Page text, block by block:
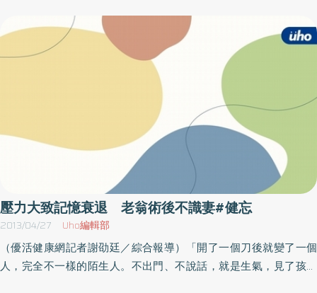
人的能力減弱時，需要外界更大的刺激才會有反應，因此帶病人出
去，借助社會的力量給予刺激，是很不錯的方法。他鼓勵家屬們多
給病人和主要照顧者支持及鼓勵，擁抱是很好的方式，能帶來很大
的力量。大林慈濟醫院神經內科曹汶龍主任指出，失智症患者雖然
有部份能力退化，但一定還有擅長的優點，家屬要好好掌握，加以
運用，例如有一位病友雖然偶爾會走失，煮飯的能力也退化了，但
從年輕做到老的削竹筍工作，動作仍十分俐落，所以鼓勵她繼續
做，讓她很有成就感，手部的靈活度也得以維持，就是一個好例
子。（照片提供／佛教大林慈濟綜合醫院）
100年至101年底的全國失智症盛行率調查，發現我國65歲以上長者
輕度以上失智症患者共414人，盛行率為4.97％，即65歲以上老年人
每20人中就有1人罹患失智症，推估全國65歲以上老年人罹患失智
症者共近13萬人。根據統計，全世界失智症患者有三億六千萬人，
平均每四秒新增一名，但若與世界衛生組織（ＷＨＯ）資料比較，
台灣不到二十年，失智人口即倍增，比全球進展速度還快，照顧失
智老人的社會成本，恐成下個青壯年世代沉重負擔。輕微認知障礙
及極輕度失智症盛行率分別為16.04％及3.17％，故早期診斷與治療
為延緩失智症發生之主要措施。南投縣衛生局呼籲民眾，多關心家
中長者，及早診斷與治療可延緩失智症的惡化。
壓力大致記憶衰退 老翁術後不識妻#健忘
2013/04/27 Uho編輯部
（優活健康網記者謝劭廷／綜合報導）「開了一個刀後就變了一個
人，完全不一樣的陌生人。不出門、不說話，就是生氣，見了孩子